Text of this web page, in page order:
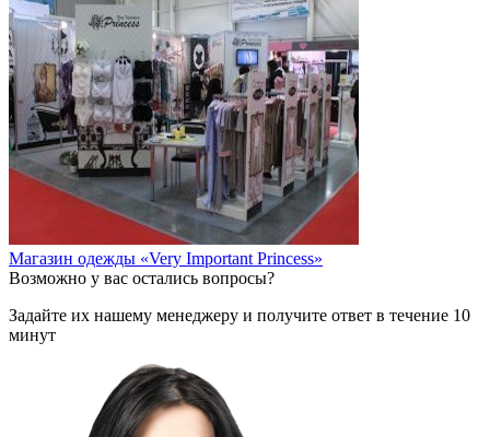
Магазин одежды «Very Important Princess»
Возможно у вас остались вопросы?
Задайте их нашему менеджеру и получите ответ в течение 10
минут